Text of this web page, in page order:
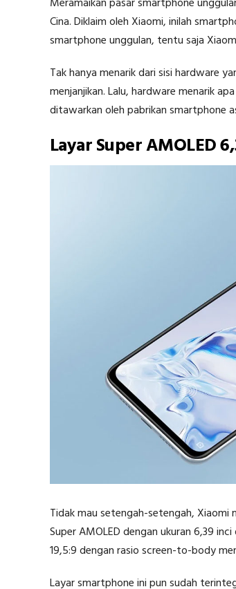
Cina. Diklaim oleh Xiaomi, inilah
smartphone unggulan, tentu saja
Tak hanya menarik dari sisi hardware
menjanjikan. Lalu, hardware menarik
ditawarkan oleh pabrikan smartphone
Layar Super AMOLED
Tidak mau setengah-setengah, Xiaomi
Super AMOLED dengan ukuran 6,39
19,5:9 dengan rasio screen-to-body
Layar smartphone ini pun sudah